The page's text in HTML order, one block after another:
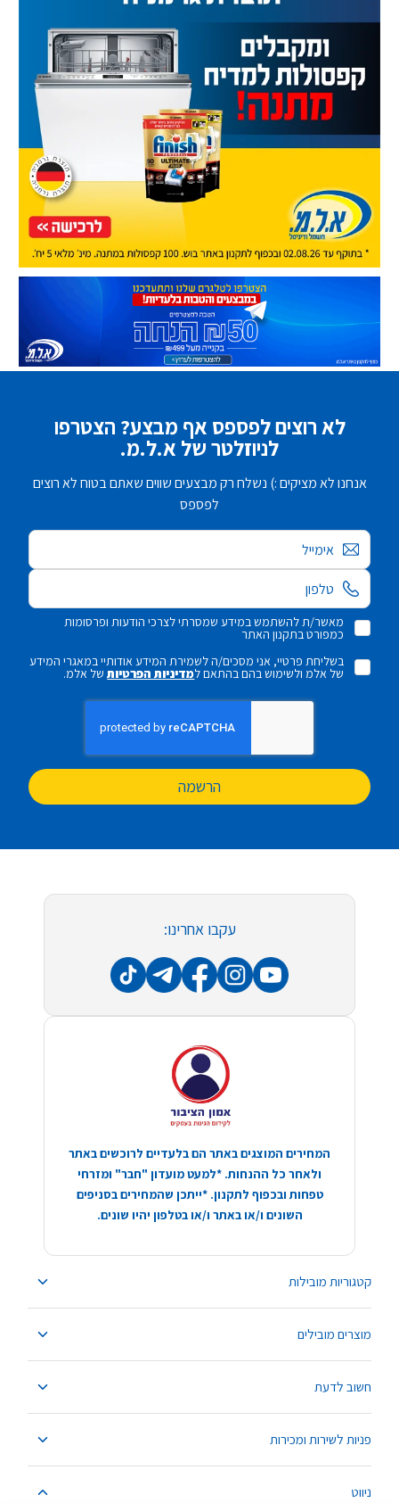
לא רוצים לפספס אף מבצע? הצטרפו
לניוזלטר של א.ל.מ.
אנחנו לא מציקים :) נשלח רק מבצעים שווים שאתם בטוח לא רוצים
לפספס
אימייל
מאשר/ת להשתמש במידע שמסרתי לצרכי הודעות ופרסומות
כמפורט בתקנון האתר
בשליחת פרטיי, אני מסכים/ה לשמירת המידע אודותיי במאגרי המידע
של אלמ ולשימוש בהם בהתאם למדיניות הפרטיותשל אלמ.
הרשמה
קטגוריות מובילות
מוצרים מובילים
חשוב לדעת
פניות לשירות ומכירות
ניווט
עקבו אחרינו:
המחירים המוצגים באתר הם בלעדיים לרוכשים באתר
ולאחר כל ההנחות. *למעט מועדון "חבר" ומזרחי
טפחות ובכפוף לתקנון. *ייתכן שהמחירים בסניפים
השונים ו/או באתר ו/או בטלפון יהיו שונים.